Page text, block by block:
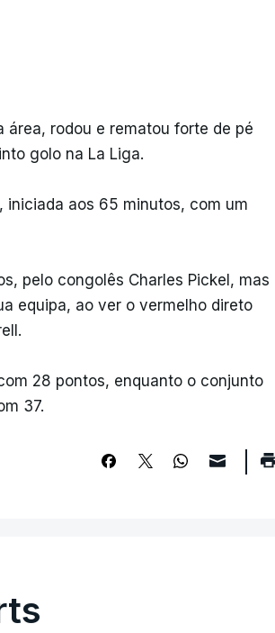
área, rodou e rematou forte de pé
golo na La Liga.
aos 65 minutos, com um
pelo congolês Charles Pickel, mas
equipa, ao ver o vermelho direto
28 pontos, enquanto o conjunto
37.